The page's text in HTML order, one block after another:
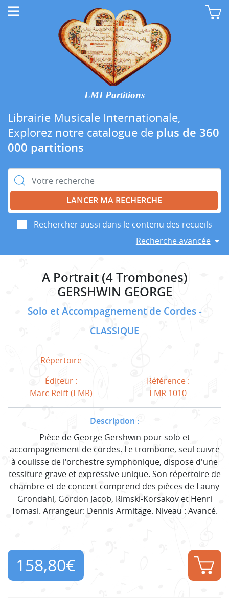
LMI Partitions
Librairie Musicale Internationale,
Explorez notre catalogue de plus de 360
000 partitions
Rechercher :
Rechercher aussi dans le contenu des recueils
Recherche avancée
A Portrait (4 Trombones)
GERSHWIN GEORGE
Solo et Accompagnement de Cordes
CLASSIQUE
Répertoire
Éditeur :
Marc Reift (EMR)
Référence :
EMR 1010
Description :
Pièce de George Gershwin pour solo et
accompagnement de cordes. Le trombone, seul cuivre
à coulisse de l'orchestre symphonique, dispose d'une
tessiture grave et expressive unique. Son répertoire de
chambre et de concert comprend des pièces de Launy
Grondahl, Gordon Jacob, Rimski-Korsakov et Henri
Tomasi. Arrangeur: Dennis Armitage. Niveau : Avancé.
158,80€